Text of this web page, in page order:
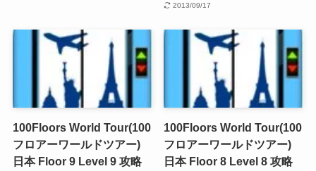
2013/09/17
100Floors World Tour(100
フロアーワールドツアー)
日本 Floor 9 Level 9 攻略
100Floors World Tour(100
フロアーワールドツアー)
日本 Floor 8 Level 8 攻略